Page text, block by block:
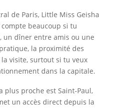
de Paris, Little Miss Geisha
compte beaucoup si tu
un dîner entre amis ou une
la proximité des
visite, surtout si tu veux
dans la capitale.
plus proche est Saint-Paul,
un accès direct depuis la